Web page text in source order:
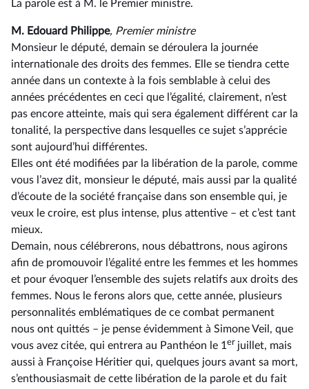
La parole est à M. le Premier ministre.
M. Edouard Philippe, Premier ministre
Monsieur le député, demain se déroulera la journée
internationale des droits des femmes. Elle se tiendra cette
année dans un contexte à la fois semblable à celui des
années précédentes en ceci que l’égalité, clairement, n’est
pas encore atteinte, mais qui sera également différent car la
tonalité, la perspective dans lesquelles ce sujet s’apprécie
sont aujourd’hui différentes.
Elles ont été modifiées par la libération de la parole, comme
vous l’avez dit, monsieur le député, mais aussi par la qualité
d’écoute de la société française dans son ensemble qui, je
veux le croire, est plus intense, plus attentive – et c’est tant
mieux.
Demain, nous célébrerons, nous débattrons, nous agirons
afin de promouvoir l’égalité entre les femmes et les hommes
et pour évoquer l’ensemble des sujets relatifs aux droits des
femmes. Nous le ferons alors que, cette année, plusieurs
personnalités emblématiques de ce combat permanent
nous ont quittés – je pense évidemment à Simone Veil, que
vous avez citée, qui entrera au Panthéon le 1 er juillet, mais
aussi à Françoise Héritier qui, quelques jours avant sa mort,
s’enthousiasmait de cette libération de la parole et du fait